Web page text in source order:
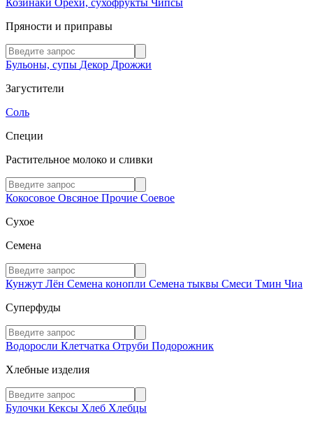
Козинаки Орехи, сухофрукты Чипсы
Пряности и приправы
Бульоны, супы Декор Дрожжи
Загустители
Соль
Специи
Растительное молоко и сливки
Кокосовое Овсяное Прочие Соевое
Сухое
Семена
Кунжут Лён Семена конопли Семена тыквы Смеси Тмин Чиа
Суперфуды
Водоросли Клетчатка Отруби Подорожник
Хлебные изделия
Булочки Кексы Хлеб Хлебцы